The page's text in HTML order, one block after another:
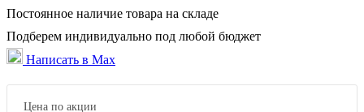
Постоянное наличие товара на складе
Подберем индивидуально под любой бюджет
Написать в Max
Цена по акции